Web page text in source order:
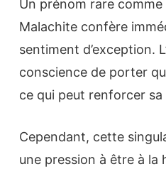
Un prénom rare
Malachite confère
sentiment d’exception.
conscience de porter
ce qui peut renforcer
Cependant, cette
une pression à être à la